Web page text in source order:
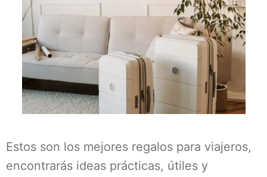
Estos son los mejores regalos para viajeros,
encontrarás ideas prácticas, útiles y